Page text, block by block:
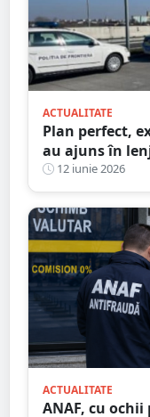
ACTUALITATE
Plan perfect,
au ajuns în
fața12 iunie 2026
ACTUALITATE
ANAF, cu